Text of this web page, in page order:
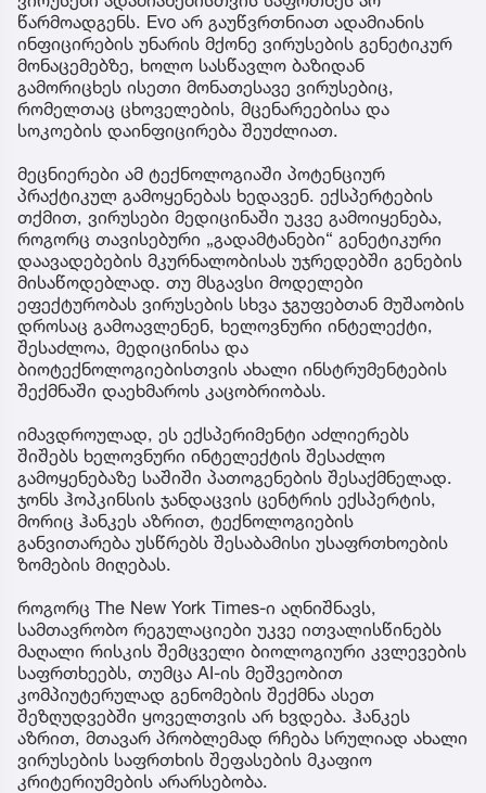
წარმოადგენს. Evo არ გაუწვრთნიათ ადამიანის
ინფიცირების უნარის მქონე ვირუსების გენეტიკურ
მონაცემებზე, ხოლო სასწავლო ბაზიდან
გამორიცხეს ისეთი მონათესავე ვირუსებიც,
რომელთაც ცხოველების, მცენარეებისა და
სოკოების დაინფიცირება შეუძლიათ.
მეცნიერები ამ ტექნოლოგიაში პოტენციურ
პრაქტიკულ გამოყენებას ხედავენ. ექსპერტების
თქმით, ვირუსები მედიცინაში უკვე გამოიყენება,
როგორც თავისებური „გადამტანები“ გენეტიკური
დაავადებების მკურნალობისას უჯრედებში გენების
მისაწოდებლად. თუ მსგავსი მოდელები
ეფექტურობას ვირუსების სხვა ჯგუფებთან მუშაობის
დროსაც გამოავლენენ, ხელოვნური ინტელექტი,
შესაძლოა, მედიცინისა და
ბიოტექნოლოგიებისთვის ახალი ინსტრუმენტების
შექმნაში დაეხმაროს კაცობრიობას.
იმავდროულად, ეს ექსპერიმენტი აძლიერებს
შიშებს ხელოვნური ინტელექტის შესაძლო
გამოყენებაზე საშიში პათოგენების შესაქმნელად.
ჯონს ჰოპკინსის ჯანდაცვის ცენტრის ექსპერტის,
მორიც ჰანკეს აზრით, ტექნოლოგიების
განვითარება უსწრებს შესაბამისი უსაფრთხოების
ზომების მიღებას.
როგორც The New York Times-ი აღნიშნავს,
სამთავრობო რეგულაციები უკვე ითვალისწინებს
მაღალი რისკის შემცველი ბიოლოგიური კვლევების
საფრთხეებს, თუმცა AI-ის მეშვეობით
კომპიუტერულად გენომების შექმნა ასეთ
შეზღუდვებში ყოველთვის არ ხვდება. ჰანკეს
აზრით, მთავარ პრობლემად რჩება სრულიად ახალი
ვირუსების საფრთხის შეფასების მკაფიო
კრიტერიუმების არარსებობა.